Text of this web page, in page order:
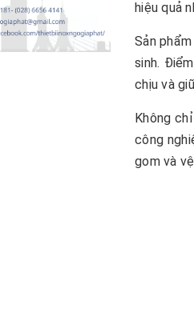
hiệu quả
Sản
sinh.
chịu và
Không
công
gom và